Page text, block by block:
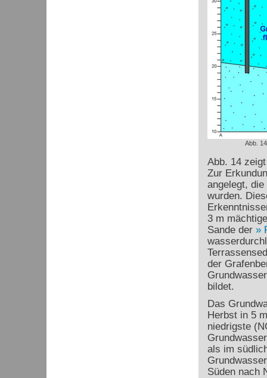
Abb.
Abb. 14
Zur
angelegt,
wurden.
3 m
Sande der
der
bildet.
Das
Herbst in 5
niedrigste
als im
Süden nach